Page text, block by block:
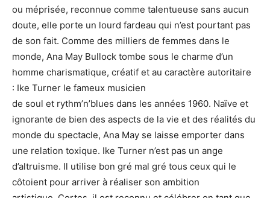
ou méprisée, reconnue comme talentueuse sans aucun
doute, elle porte un lourd fardeau qui n’est pourtant pas
de son fait. Comme des milliers de femmes dans le
monde, Ana May Bullock tombe sous le charme d’un
homme charismatique, créatif et au caractère autoritaire
: Ike Turner le fameux musicien
de soul et rythm’n’blues dans les années 1960. Naïve et
ignorante de bien des aspects de la vie et des réalités du
monde du spectacle, Ana May se laisse emporter dans
une relation toxique. Ike Turner n’est pas un ange
d’altruisme. Il utilise bon gré mal gré tous ceux qui le
côtoient pour arriver à réaliser son ambition